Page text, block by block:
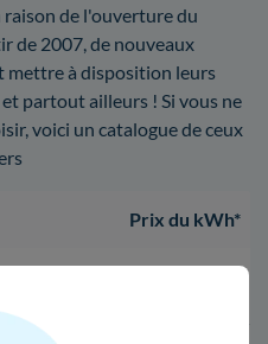
de l'ouverture du
de 2007, de nouveaux
mettre à disposition leurs
partout ailleurs ! Si vous ne
voici un catalogue de ceux
Prix du kWh*